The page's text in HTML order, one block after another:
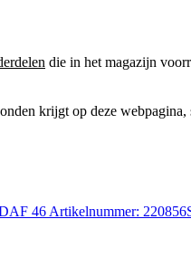
die in het magazijn
krijgt op deze webpagina,